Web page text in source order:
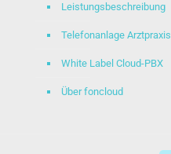
Leistungsbeschreibung
Telefonanlage Arztpraxis
White Label Cloud-PBX
Über foncloud